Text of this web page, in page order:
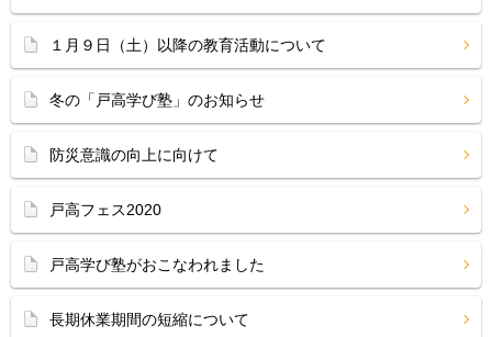
１月９日（土）以降の教育活動について
冬の「戸高学び塾」のお知らせ
防災意識の向上に向けて
戸高フェス2020
戸高学び塾がおこなわれました
長期休業期間の短縮について